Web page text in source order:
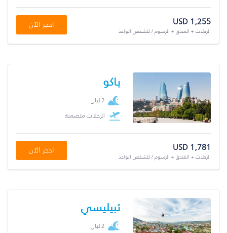
USD 1,255
الرحلات + الفندق + الرسوم / للشخص الواحد
احجز الآن
باكو
2 ليال
الرحلات متضمنة
USD 1,781
الرحلات + الفندق + الرسوم / للشخص الواحد
احجز الآن
تبيليسي
2 ليال